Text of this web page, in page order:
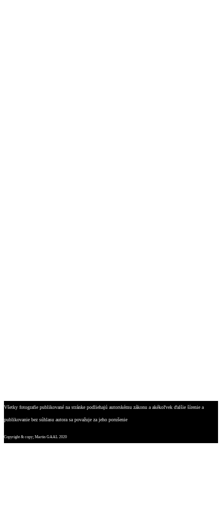
Všetky fotografie publikované na stránke podliehajú autorskému zákonu a akékoľvek ďalšie šírenie a
publikovanie bez súhlasu autora sa považuje za jeho porušenie
Copyright & copy; Martin GAAL 2020